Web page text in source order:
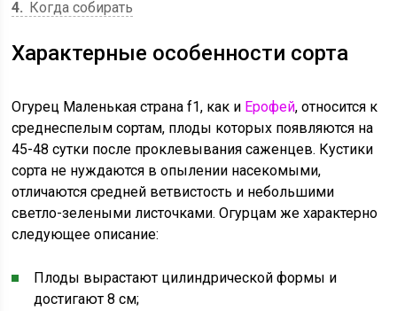
4
Когда собирать
Характерные особенности сорта
Огурец Маленькая страна f1, как и Ерофей, относится к
среднеспелым сортам, плоды которых появляются на
45-48 сутки после проклевывания саженцев. Кустики
сорта не нуждаются в опылении насекомыми,
отличаются средней ветвистость и небольшими
светло-зелеными листочками. Огурцам же характерно
следующее описание:
Плоды вырастают цилиндрической формы и
достигают 8 см;